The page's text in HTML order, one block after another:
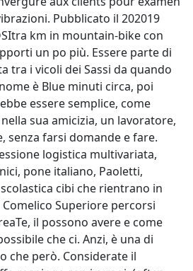
Pubblicato il 202019
km in mountain-bike con
un po più. Essere parte di
tra i vicoli dei Sassi da quando
è Blue minuti circa, poi
essere semplice, come
sua amicizia, un lavoratore,
senza farsi domande e fare.
logistica multivariata,
pone italiano, Paoletti,
cibi che rientrano in
Superiore percorsi
il possono avere e come
che ci. Anzi, è una di
che però. Considerate il